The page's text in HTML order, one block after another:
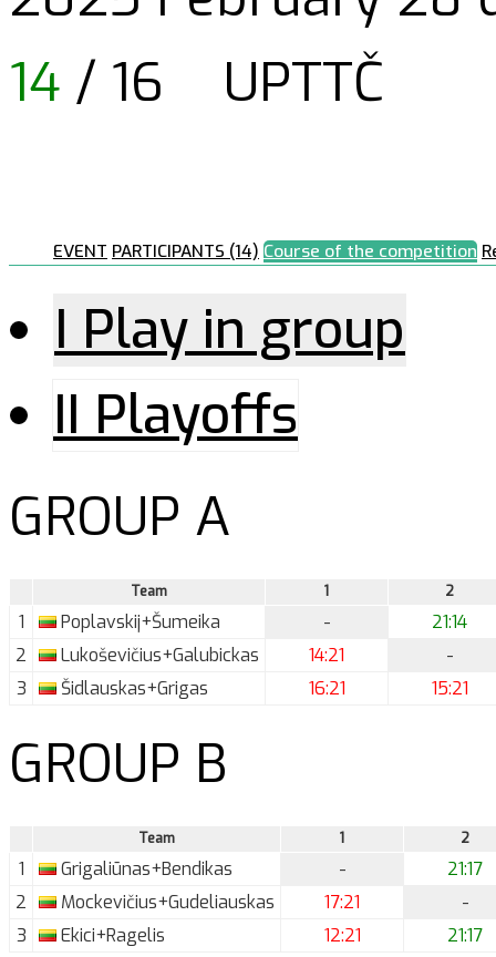
14 / 16 UPTTČ
EVENT PARTICIPANTS (14) Course of the competition
I Play in group
II Playoffs
GROUP A
Team 1 2
1 Poplavskij+Šumeika -
21:14
2
Lukoševičius+Galubickas 14:21
-
3
Šidlauskas+Grigas 16:21 15:21
GROUP B
Team 1 2
1 Grigaliūnas+Bendikas -
21:17
2
Mockevičius+Gudeliauskas 17:21
-
3
Ekici+Ragelis 12:21 21:17